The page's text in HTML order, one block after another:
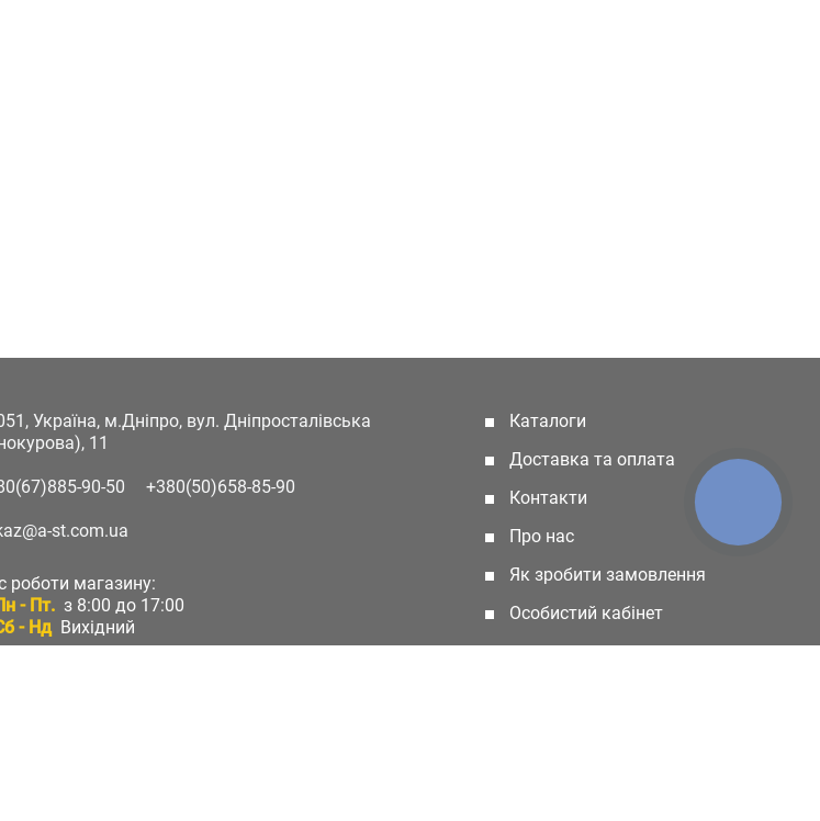
Україна, м.Дніпро, вул. Дніпросталівська
11
90-50 +380(50)658-85-90
st.com.ua
роботи магазину:
- Пт. з 8:00 до 17:00
- Нд Вихідний
Каталоги
Доставка та оплата
Контакти
Про нас
Як зробити замовлення
Особистий кабінет